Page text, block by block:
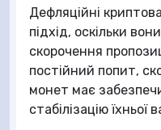
Дефляційні
підхід, оскільки
скорочення
постійний попит,
монет має
стабілізацію їхньої